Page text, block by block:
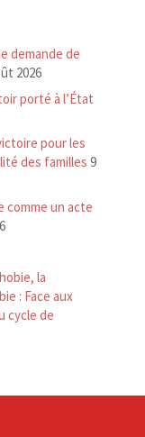
demande de
2026
porté à l’État
pour les
des familles 9
comme un acte
la
: Face aux
cycle de